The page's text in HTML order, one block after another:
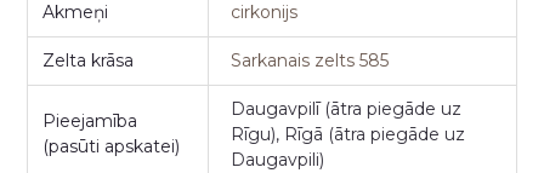
Akmeņi cirkonijs
Zelta krāsa Sarkanais zelts 585
Pieejamība
(pasūti apskatei)
Daugavpilī (ātra piegāde uz
Rīgu), Rīgā (ātra piegāde uz
Daugavpili)